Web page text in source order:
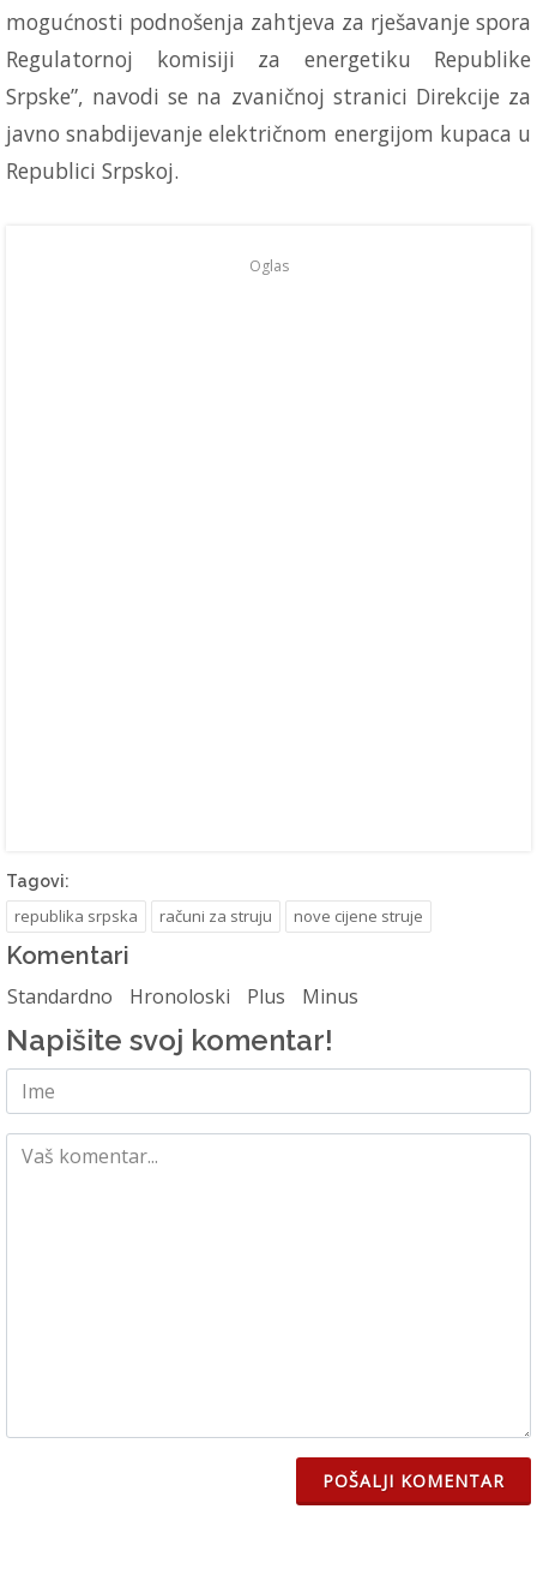
mogućnosti podnošenja zahtjeva za rješavanje spora
Regulatornoj komisiji za energetiku Republike
Srpske”, navodi se na zvaničnoj stranici Direkcije za
javno snabdijevanje električnom energijom kupaca u
Republici Srpskoj.
Oglas
Tagovi:
republika srpska računi za struju nove cijene struje
Komentari
Standardno Hronoloski Plus Minus
Napišite svoj komentar!
POŠALJI KOMENTAR